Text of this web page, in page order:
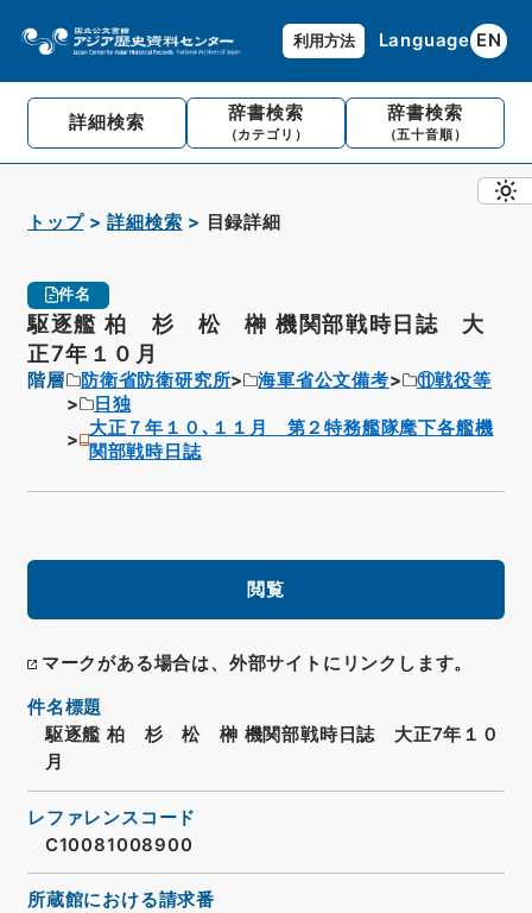
利用方法 Language EN
詳細検索 辞書検索
（カテゴリ）
辞書検索
（五十音順）
トップ 詳細検索 目録詳細
件名
駆逐艦 柏 杉 松 榊 機関部戦時日誌 大
正7年１０月
階層 防衛省防衛研究所 海軍省公文備考
⑪戦役等
日独
大正７年１０､１１月 第２特務艦隊麾下各艦機
関部戦時日誌
閲覧
マークがある場合は、外部サイトにリンクします。
件名標題
駆逐艦 柏 杉 松 榊 機関部戦時日誌 大正7年１０
月
レファレンスコード
C10081008900
所蔵館における請求番